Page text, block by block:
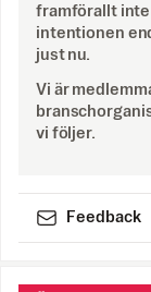
framförallt
intentionen
just nu.
Vi är
vi följer.
Feedback